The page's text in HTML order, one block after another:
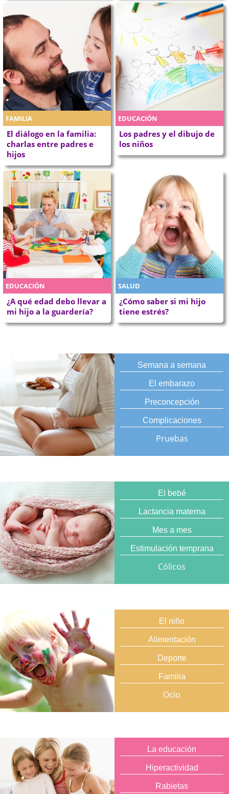
FAMILIA
El diálogo en la familia:
charlas entre padres e
hijos
EDUCACIÓN
Los padres y el dibujo de
los niños
EDUCACIÓN
¿A qué edad debo llevar a
mi hijo a la guardería?
SALUD
¿Cómo saber si mi hijo
tiene estrés?
Semana a semana
El embarazo
Preconcepción
Complicaciones
Pruebas
El bebé
Lactancia materna
Mes a mes
Estimulación temprana
Cólicos
El niño
Alimentación
Deporte
Familia
Ocio
La educación
Hiperactividad
Rabietas